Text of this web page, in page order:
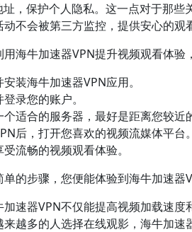
，保护个人隐私。这一点对于那
不会被第三方监控，提供安心的观
用海牛加速器VPN提升视频观看体验
装海牛加速器VPN应用。
录您的账户。
适合的服务器，最好是距离您较近
后，打开您喜欢的视频流媒体平台。
流畅的视频观看体验。
的步骤，您便能体验到海牛加速器
加速器VPN不仅能提高视频加载速
越多的人选择在线观影，海牛加速